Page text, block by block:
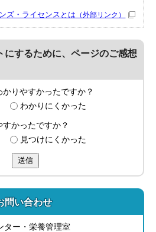
ズ・ライセンスとは （外部リンク）
にするために、ページのご感想
りやすかったですか？
わかりにくかった
かったですか？
見つけにくかった
送信
問い合わせ
ター・栄養管理室